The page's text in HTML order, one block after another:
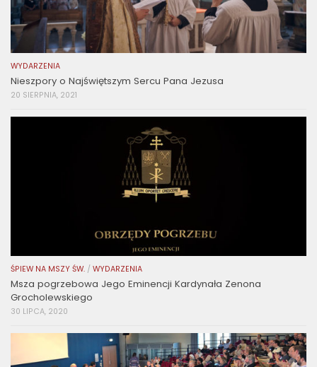
WYDARZENIA
Nieszpory o Najświętszym Sercu Pana Jezusa
20 SIERPNIA, 2021
ŚPIEW NA MSZY ŚW. / WYDARZENIA
Msza pogrzebowa Jego Eminencji Kardynała Zenona
Grocholewskiego
30 LIPCA, 2020